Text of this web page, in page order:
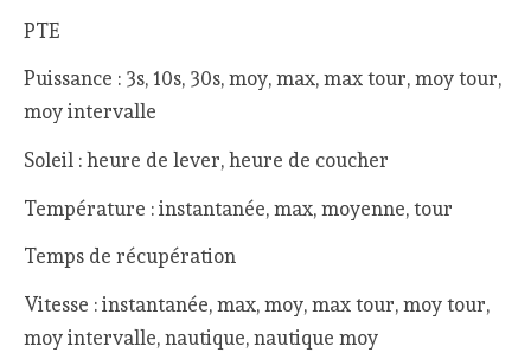
PTE
Puissance : 3s, 10s, 30s, moy, max, max tour, moy tour,
moy intervalle
Soleil : heure de lever, heure de coucher
Température : instantanée, max, moyenne, tour
Temps de récupération
Vitesse : instantanée, max, moy, max tour, moy tour,
moy intervalle, nautique, nautique moy